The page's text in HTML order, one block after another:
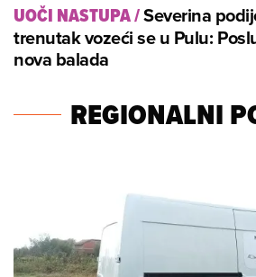
UOČI NASTUPA/Severina
trenutak vozeći se u Pulu:
nova balada
REGIONALNI